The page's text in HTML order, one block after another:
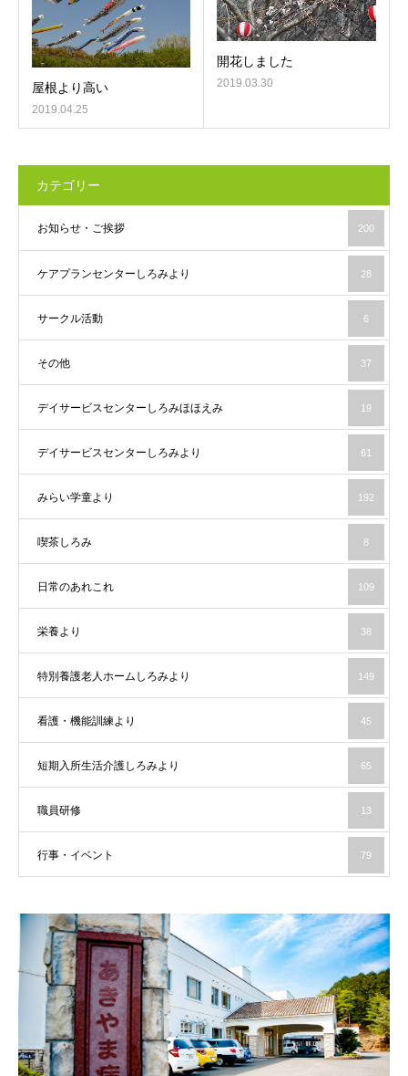
屋根より高い
2019.04.25
開花しました
2019.03.30
カテゴリー
お知らせ・ご挨拶 200
ケアプランセンターしろみより 28
サークル活動 6
その他 37
デイサービスセンターしろみほほえみ 19
デイサービスセンターしろみより 61
みらい学童より 192
喫茶しろみ 8
日常のあれこれ 109
栄養より 38
特別養護老人ホームしろみより 149
看護・機能訓練より 45
短期入所生活介護しろみより 65
職員研修 13
行事・イベント 79